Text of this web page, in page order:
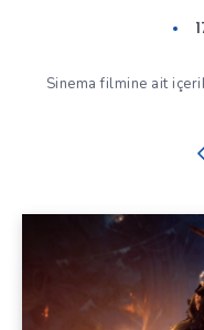
Sinema filmine ait